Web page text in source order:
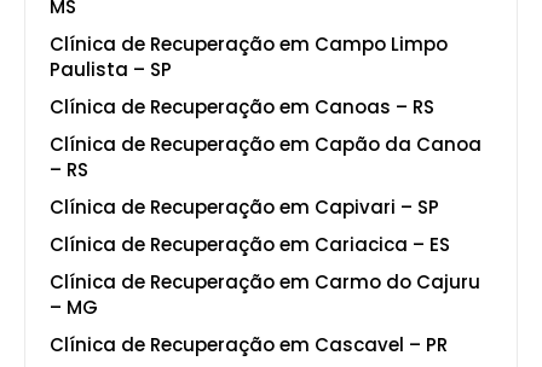
MS
Clínica de Recuperação em Campo Limpo
Paulista – SP
Clínica de Recuperação em Canoas – RS
Clínica de Recuperação em Capão da Canoa
– RS
Clínica de Recuperação em Capivari – SP
Clínica de Recuperação em Cariacica – ES
Clínica de Recuperação em Carmo do Cajuru
– MG
Clínica de Recuperação em Cascavel – PR